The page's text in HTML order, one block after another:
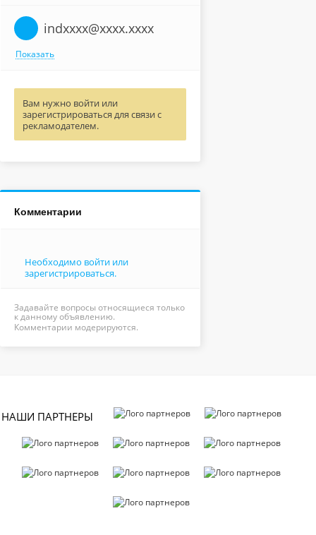
indxxxx@xxxx.xxxx
Показать
Вам нужно войти или
зарегистрироваться для связи с
рекламодателем.
Комментарии
Необходимо войти или
зарегистрироваться.
Задавайте вопросы относящиеся только
к данному объявлению.
Комментарии модерируются.
НАШИ ПАРТНЕРЫ